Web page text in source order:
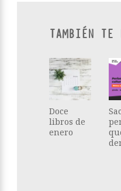
TAMBIÉN TE
Doce
libros de
enero